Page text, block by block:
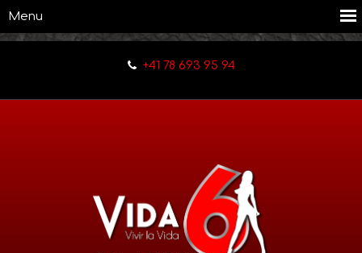
+41 78 693 95 94